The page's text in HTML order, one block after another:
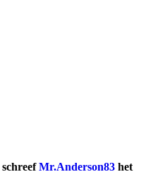
schreefMr.Anderson83 het